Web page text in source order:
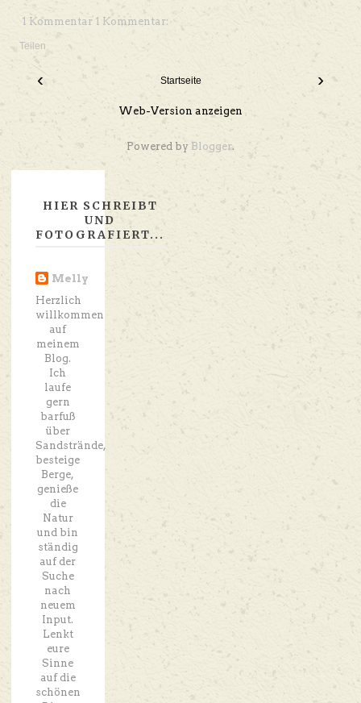
1 Kommentar 1 Kommentar:
Teilen
‹ ›
Startseite
Web-Version anzeigen
Powered by Blogger.
HIER SCHREIBT
UND
FOTOGRAFIERT...
Melly
Herzlich
willkommen
auf
meinem
Blog.
Ich
laufe
gern
barfuß
über
Sandstrände,
besteige
Berge,
genieße
die
Natur
und bin
ständig
auf der
Suche
nach
neuem
Input.
Lenkt
eure
Sinne
auf die
schönen